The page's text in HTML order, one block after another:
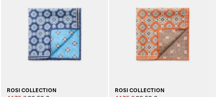
ROSI COLLECTION ROSI COLLECTION